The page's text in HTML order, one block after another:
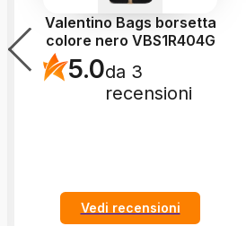
Valentino Bags borsetta
colore nero VBS1R404G
5.0da 3
recensioni
Vedi recensioni